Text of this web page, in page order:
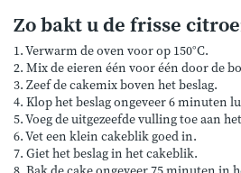
Zo bakt u de frisse
1. Verwarm de oven voor op 150°C.
2. Mix de eieren één voor één door de
3. Zeef de cakemix boven het beslag.
4. Klop het beslag ongeveer 6 minuten
5. Voeg de uitgezeefde vulling toe aan
6. Vet een klein cakeblik goed in.
7. Giet het beslag in het cakeblik.